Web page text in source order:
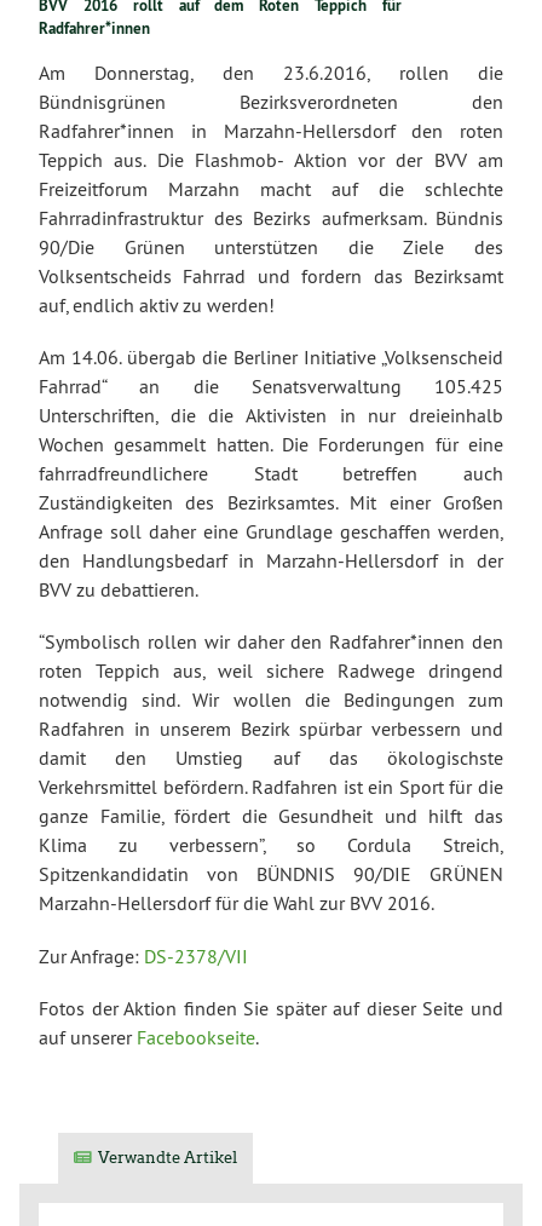
BVV 2016 rollt auf dem Roten Teppich für
Radfahrer*innen
Am Donnerstag, den 23.6.2016, rollen die
Bündnisgrünen Bezirksverordneten den
Radfahrer*innen in Marzahn-Hellersdorf den roten
Teppich aus. Die Flashmob- Aktion vor der BVV am
Freizeitforum Marzahn macht auf die schlechte
Fahrradinfrastruktur des Bezirks aufmerksam. Bündnis
90/Die Grünen unterstützen die Ziele des
Volksentscheids Fahrrad und fordern das Bezirksamt
auf, endlich aktiv zu werden!
Am 14.06. übergab die Berliner Initiative „Volksenscheid
Fahrrad“ an die Senatsverwaltung 105.425
Unterschriften, die die Aktivisten in nur dreieinhalb
Wochen gesammelt hatten. Die Forderungen für eine
fahrradfreundlichere Stadt betreffen auch
Zuständigkeiten des Bezirksamtes. Mit einer Großen
Anfrage soll daher eine Grundlage geschaffen werden,
den Handlungsbedarf in Marzahn-Hellersdorf in der
BVV zu debattieren.
“Symbolisch rollen wir daher den Radfahrer*innen den
roten Teppich aus, weil sichere Radwege dringend
notwendig sind. Wir wollen die Bedingungen zum
Radfahren in unserem Bezirk spürbar verbessern und
damit den Umstieg auf das ökologischste
Verkehrsmittel befördern. Radfahren ist ein Sport für die
ganze Familie, fördert die Gesundheit und hilft das
Klima zu verbessern”, so Cordula Streich,
Spitzenkandidatin von BÜNDNIS 90/DIE GRÜNEN
Marzahn-Hellersdorf für die Wahl zur BVV 2016.
Zur Anfrage: DS-2378/VII
Fotos der Aktion finden Sie später auf dieser Seite und
auf unserer Facebookseite.
Verwandte Artikel